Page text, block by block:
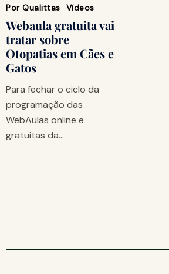
Por Qualittas Vídeos
Webaula gratuita vai
tratar sobre
Otopatias em Cães e
Gatos
Para fechar o ciclo da
programação das
WebAulas online e
gratuitas da…